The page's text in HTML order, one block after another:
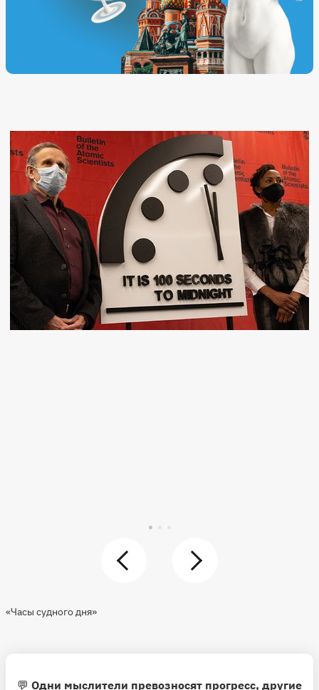
«Часы судного дня»
💬 Одни мыслители превозносят прогресс, другие